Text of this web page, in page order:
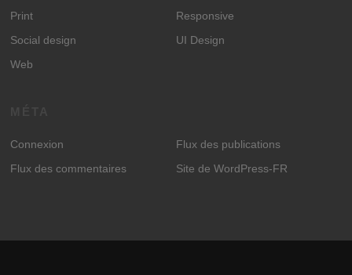
Print
Responsive
Social design
UI Design
Web
Connexion
Flux des publications
Flux des commentaires
Site de WordPress-FR